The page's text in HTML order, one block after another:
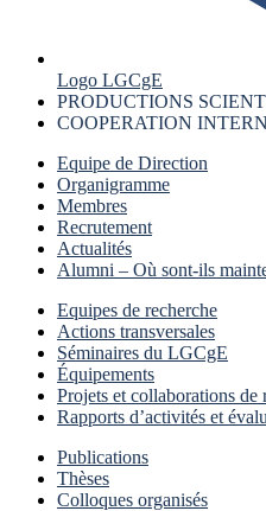
Logo LGCgE
PRODUCTIONS
COOPERATION
Equipe de Direction
Organigramme
Membres
Recrutement
Actualités
Alumni – Où sont-ils
Equipes de recherche
Actions transversales
Séminaires du LGCgE
Équipements
Projets et collaborations de
Rapports d’activités et
Publications
Thèses
Colloques organisés